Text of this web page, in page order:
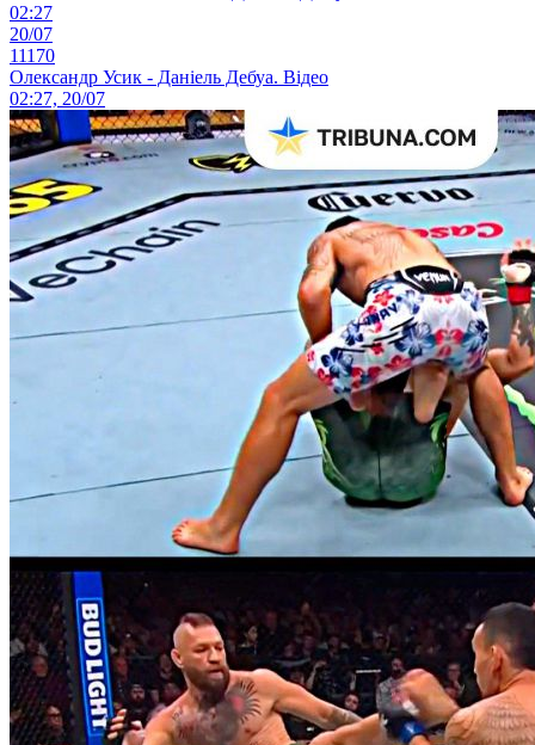
02:27
20/07
11170
Олександр Усик - Даніель Дебуа. Відео
02:27, 20/07